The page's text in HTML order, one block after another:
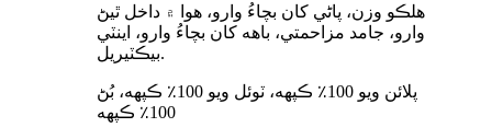
هلڪو وزن، پاڻي کان بچاءُ وارو، هوا ۾ داخل ٿيڻ
وارو، جامد مزاحمتي، باهه کان بچاءُ وارو، اينٽي
بيڪٽيريل.
پلائن ويو 100٪ ڪپهه، ٽوئل ويو 100٪ ڪپهه، بُڻ
100٪ ڪپهه